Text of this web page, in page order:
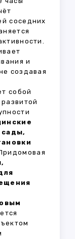
соседних
и
создавая
собой